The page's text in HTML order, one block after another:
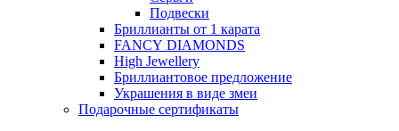
Подвески
Бриллианты от 1 карата
FANCY DIAMONDS
High Jewellery
Бриллиантовое предложение
Украшения в виде змеи
Подарочные сертификаты